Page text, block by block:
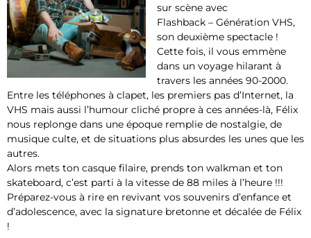
sur scène avec
Flashback – Génération VHS,
son deuxième spectacle !
Cette fois, il vous emmène
dans un voyage hilarant à
travers les années 90-2000.
Entre les téléphones à clapet, les premiers pas d’Internet, la
VHS mais aussi l’humour cliché propre à ces années-là, Félix
nous replonge dans une époque remplie de nostalgie, de
musique culte, et de situations plus absurdes les unes que les
autres.
Alors mets ton casque filaire, prends ton walkman et ton
skateboard, c’est parti à la vitesse de 88 miles à l’heure !!!
Préparez-vous à rire en revivant vos souvenirs d’enfance et
d’adolescence, avec la signature bretonne et décalée de Félix
!